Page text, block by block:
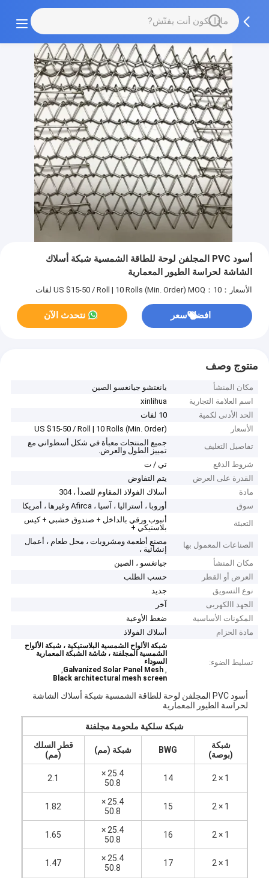
أسود PVC المجلفن لوحة للطاقة الشمسية شبكة أسلاك
الشاشة لحراسة الطيور المعمارية
الأسعار：US $15-50 / Roll | 10 Rolls (Min. Order) MOQ：10 لفات
افضل سعر نتحدث الآن
منتوج وصف
مكان المنشأ
يانغتشو جيانغسو الصين
اسم العلامة التجارية
xinlihua
الحد الأدنى لكمية
10 لفات
الأسعار
US $15-50 / Roll | 10 Rolls (Min. Order)
تفاصيل التغليف
جميع المنتجات معبأة في شكل أسطواني مع
تمييز الطول والعرض.
شروط الدفع
تي / ت
القدرة على العرض
يتم التفاوض
مادة
أسلاك الفولاذ المقاوم للصدأ ، 304
سوق
أوروبا ، أستراليا ، آسيا ، Afirca وغيرها ، أمريكا
التعبئة
أنبوب ورقي بالداخل + صندوق خشبي + كيس
بلاستيكي +
الصناعات المعمول بها
مصنع أطعمة ومشروبات ، محل طعام ، أعمال
إنشائية ،
مكان المنشأ
جيانغسو ، الصين
العرض أو القطر
حسب الطلب
نوع التسويق
جديد
الجهد االكهربى
آخر
المكونات الأساسية
ضغط الأوعية
مادة الحزام
أسلاك الفولاذ
تسليط الضوء:
شبكة الألواح الشمسية البلاستيكية ، شبكة الألواح
الشمسية المجلفنة ، شاشة الشبكة المعمارية
السوداء
,
Galvanized Solar Panel Mesh
,
Black architectural mesh screen
أسود PVC المجلفن لوحة للطاقة الشمسية شبكة أسلاك الشاشة
لحراسة الطيور المعمارية
شبكة سلكية ملحومة مجلفنة
شبكة
(بوصة)
BWG شبكة (مم)
قطر السلك
(مم)
1 × 2
14
25.4 ×
50.8
2.1
1 × 2
15
25.4 ×
50.8
1.82
1 × 2
16
25.4 ×
50.8
1.65
1 × 2
17
25.4 ×
50.8
1.47